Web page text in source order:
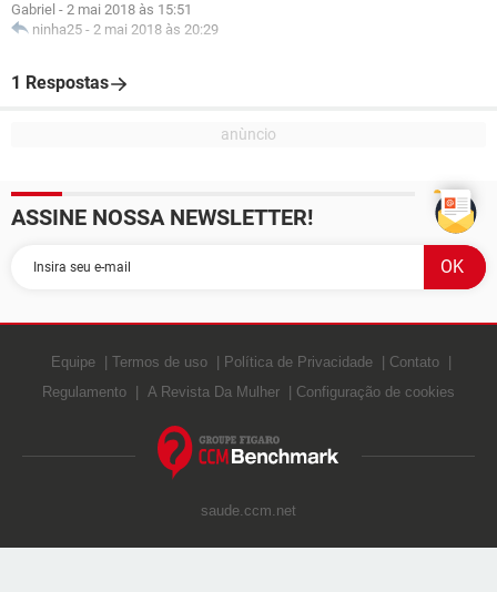
Gabriel - 2 mai 2018 às 15:51
ninha25 - 2 mai 2018 às 20:29
1 Respostas
ASSINE NOSSA NEWSLETTER!
Equipe Termos de uso Política de Privacidade
Contato
Regulamento
A Revista Da Mulher Configuração de cookies
saude.ccm.net